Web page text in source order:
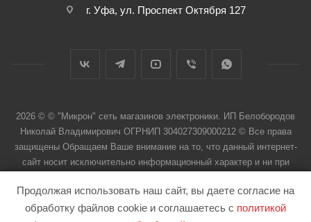
г. Уфа, ул. Проспект Октября 127
2026 © © "Микрон" сеть магазинов электроники. ИП Белобородов
Николай Владимирович ОГРНИП 304027309000212 © Все права
защищены Обращаем Ваше внимание на то, что данный интернет-
сайт носит исключительно информационный характер и ни при
Продолжая использовать наш сайт, вы даете согласие на
обработку файлов cookie и соглашаетесь с политикой